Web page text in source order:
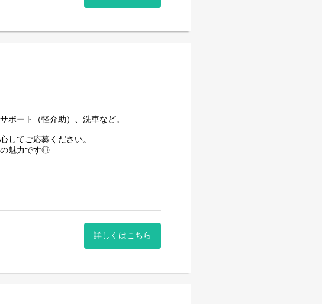
ポート（軽介助）、洗車など。
してご応募ください。
の魅力です◎
詳しくはこちら